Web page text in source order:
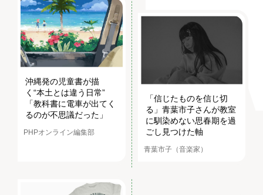
沖縄発の児童書が描
く“本土とは違う日常”
「教科書に電車が出てく
るのが不思議だった」
PHPオンライン編集部
「信じたものを信じ切
る」青葉市子さんが教室
に馴染めない思春期を過
ごし見つけた軸
青葉市子（音楽家）